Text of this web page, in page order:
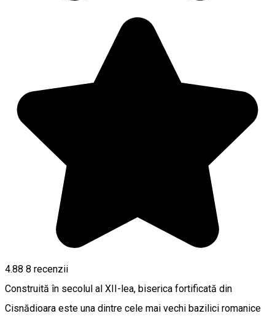
4.88 8 recenzii
Construită în secolul al XII-lea, biserica fortificată din
Cisnădioara este una dintre cele mai vechi bazilici romanice